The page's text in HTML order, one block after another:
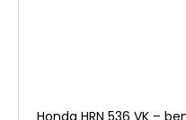
Honda HRN 536 VK –